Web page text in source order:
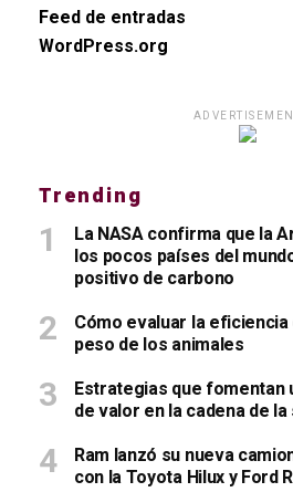
Feed de entradas
WordPress.org
Trending
La NASA confirma que la
los pocos países del
positivo de carbono
Cómo evaluar la eficiencia
peso de los animales
Estrategias que fomentan
de valor en la cadena de
Ram lanzó su nueva
con la Toyota Hilux y Ford